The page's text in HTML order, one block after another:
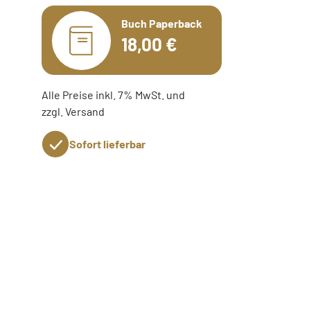
Buch Paperback
18,00 €
Alle Preise inkl. 7% MwSt. und
zzgl. Versand
Sofort lieferbar